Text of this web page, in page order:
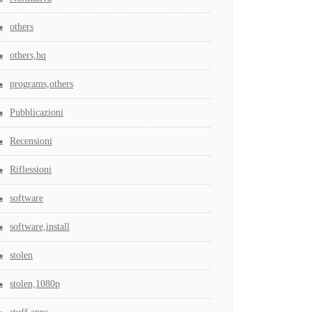
others
others,hq
programs,others
Pubblicazioni
Recensioni
Riflessioni
software
software,install
stolen
stolen,1080p